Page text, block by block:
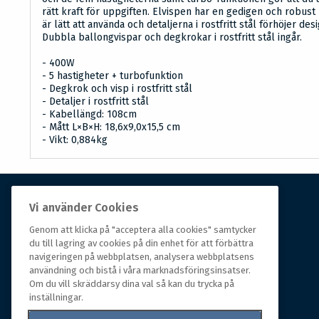
rätt kraft för uppgiften. Elvispen har en gedigen och robust
är lätt att använda och detaljerna i rostfritt stål förhöjer
Dubbla ballongvispar och degkrokar i rostfritt stål ingår.
- 400W
- 5 hastigheter + turbofunktion
- Degkrok och visp i rostfritt stål
- Detaljer i rostfritt stål
- Kabellängd: 108cm
- Mått L×B×H: 18,6x9,0x15,5 cm
- Vikt: 0,884kg
Om Hall Miba
Hall Miba är grossisten som funnits på marknaden i
över 150 år. Från huvudkontoret i småländska Växjö
styrs hela organisationen, som erbjuder prisvärda
produkter till kunder i rörelse.
Vi använder Cookies
Genom att klicka på "acceptera alla cookies" samtycker
du till lagring av cookies på din enhet för att förbättra
navigeringen på webbplatsen, analysera webbplatsens
användning och bistå i våra marknadsföringsinsatser.
Om du vill skräddarsy dina val så kan du trycka på
inställningar.